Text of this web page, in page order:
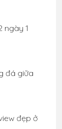
ngày 1
đá giữa
đẹp ở